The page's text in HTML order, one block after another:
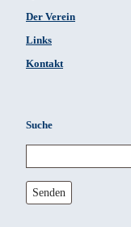
Der Verein
Links
Kontakt
Suche
Senden